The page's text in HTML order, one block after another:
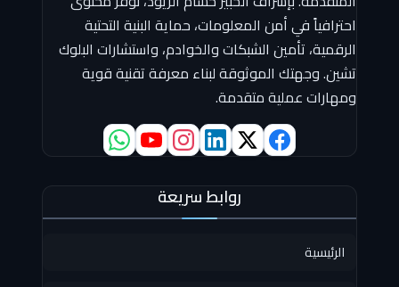
احترافياً في أمن المعلومات، حماية البنية التحتية
الرقمية، تأمين الشبكات والخوادم، واستشارات البلوك
تشين. وجهتك الموثوقة لبناء معرفة تقنية قوية
ومهارات عملية متقدمة.
روابط سريعة
الرئيسية